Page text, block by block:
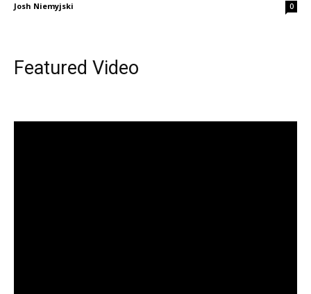
Josh Niemyjski 0
Featured Video